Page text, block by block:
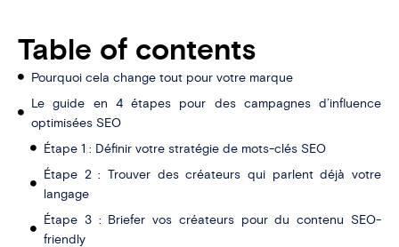
Table of contents
Pourquoi cela change tout pour votre marque
Le guide en 4 étapes pour des campagnes d’influence
optimisées SEO
Étape 1 : Définir votre stratégie de mots-clés SEO
Étape 2 : Trouver des créateurs qui parlent déjà votre
langage
Étape 3 : Briefer vos créateurs pour du contenu SEO-
friendly